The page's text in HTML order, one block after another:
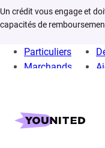
Un crédit vous engage et
capacités de
Particuliers
Marchands
Home
Financement borne